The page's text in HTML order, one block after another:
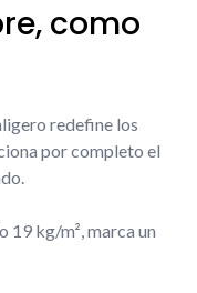
como
redefine los
por completo el
19 kg/m², marca un